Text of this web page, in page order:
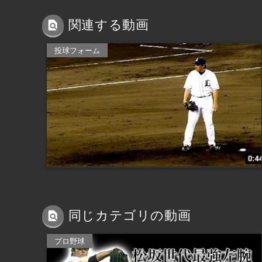
関連する動画
投球フォーム
同じカテゴリの動画
プロ野球